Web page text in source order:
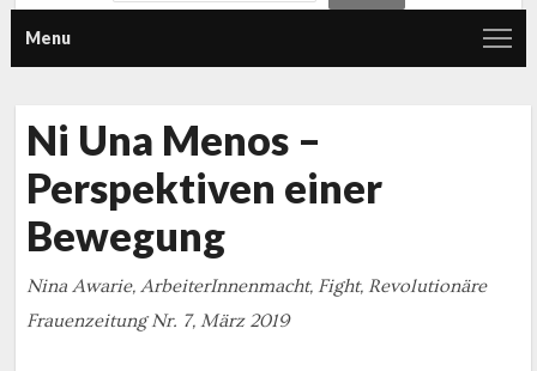
Menu
Ni Una Menos –
Perspektiven einer
Bewegung
Nina Awarie, ArbeiterInnenmacht, Fight, Revolutionäre
Frauenzeitung Nr. 7, März 2019